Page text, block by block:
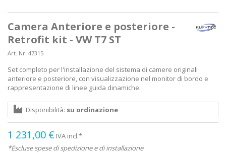
Camera Anteriore e posteriore -
Retrofit kit - VW T7 ST
Art. Nr: 47315
Set completo per l'installazione del sistema di camere originali
anteriore e posteriore, con visualizzazione nel monitor di bordo e
rappresentazione di linee guida dinamiche.
Disponibilità: su ordinazione
1 231,00 € IVA incl.*
*Escluse spese di spedizione e di installazione